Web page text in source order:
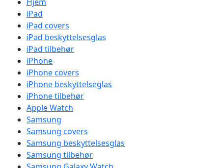
iPad
iPad covers
iPad beskyttelsesglas
iPad tilbehør
iPhone
iPhone covers
iPhone beskyttelseglas
iPhone tilbehør
Apple Watch
Samsung
Samsung covers
Samsung beskyttelsesglas
Samsung tilbehør